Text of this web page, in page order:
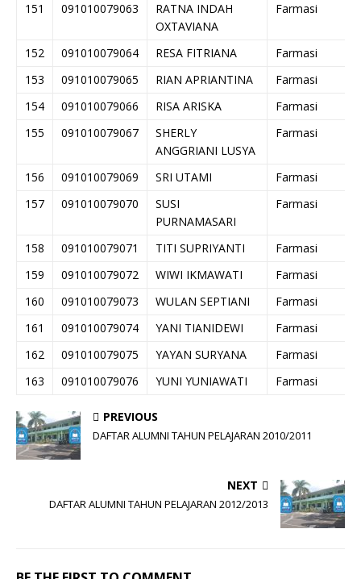
151
091010079063
RATNA INDAH
OXTAVIANA
Farmasi
152 091010079064 RESA FITRIANA
Farmasi
153
091010079065 RIAN APRIANTINA
Farmasi
154
091010079066 RISA ARISKA
Farmasi
155
091010079067
SHERLY
ANGGRIANI LUSYA
Farmasi
156 091010079069 SRI UTAMI
Farmasi
157
091010079070
SUSI
PURNAMASARI
Farmasi
158 091010079071 TITI SUPRIYANTI
Farmasi
159
091010079072 WIWI IKMAWATI
Farmasi
160
091010079073 WULAN SEPTIANI
Farmasi
161
091010079074 YANI TIANIDEWI
Farmasi
162
091010079075 YAYAN SURYANA
Farmasi
163
091010079076 YUNI YUNIAWATI Farmasi
PREVIOUS
DAFTAR ALUMNI TAHUN PELAJARAN 2010/2011
NEXT
DAFTAR ALUMNI TAHUN PELAJARAN 2012/2013